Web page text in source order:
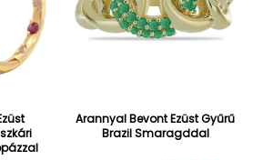
Arannyal Bevont Ezüst Gyűrű
Brazil Smaragddal